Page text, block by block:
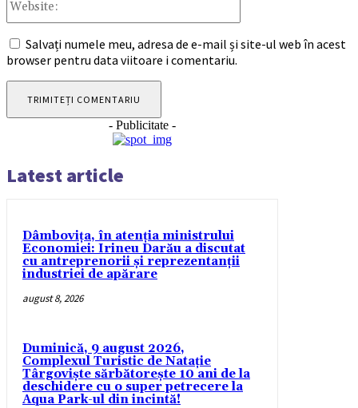
Salvați numele meu, adresa de e-mail și site-ul web în acest
browser pentru data viitoare i comentariu.
- Publicitate -
Latest article
Dâmbovița, în atenția ministrului
Economiei: Irineu Darău a discutat
cu antreprenorii și reprezentanții
industriei de apărare
august 8, 2026
Duminică, 9 august 2026,
Complexul Turistic de Natație
Târgoviște sărbătorește 10 ani de la
deschidere cu o super petrecere la
Aqua Park-ul din incintă!